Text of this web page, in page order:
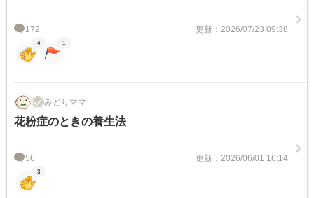
172 更新：2026/07/23 09:38
4 1
みどりママ
花粉症のときの養生法
56 更新：2026/06/01 16:14
3